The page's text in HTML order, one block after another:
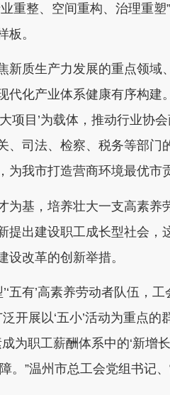
重整、空间重构、治理重
板。
质生产力发展的重点领域
代化产业体系健康有序构建
项目’为载体，推动行业协
、司法、检察、税务等部门
为我市打造营商环境最优市
基，培养壮大一支高素养
提出建设职工成长型社会
设改革的创新举措。
五有’高素养劳动者队伍，
泛开展以‘五小’活动为重点
成为职工薪酬体系中的‘新增
。”温州市总工会党组书记